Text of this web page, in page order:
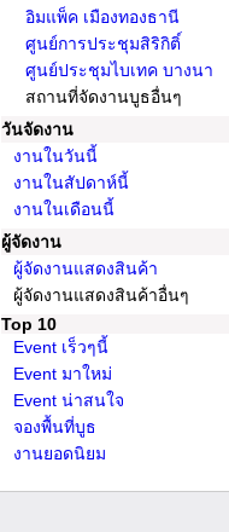
อิมแพ็ค เมืองทองธานี
ศูนย์การประชุมสิริกิติ์
ศูนย์ประชุมไบเทค บางนา
สถานที่จัดงานบูธอื่นๆ
วันจัดงาน
งานในวันนี้
งานในสัปดาห์นี้
งานในเดือนนี้
ผู้จัดงาน
ผู้จัดงานแสดงสินค้า
ผู้จัดงานแสดงสินค้าอื่นๆ
Top 10
Event เร็วๆนี้
Event มาใหม่
Event น่าสนใจ
จองพื้นที่บูธ
งานยอดนิยม